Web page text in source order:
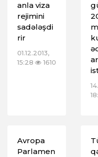
anla viza
rejimini
sadələşdi
rir
01.12.2013,
15:28
1610
Avropa
Parlamen